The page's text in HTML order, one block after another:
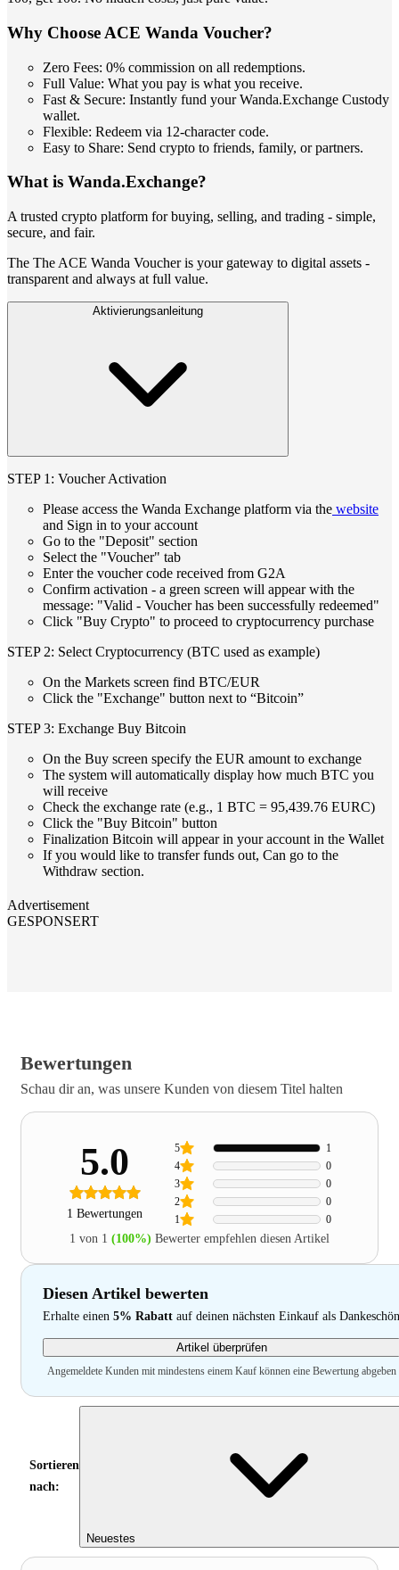
Why Choose ACE Wanda Voucher?
Zero Fees: 0% commission on all redemptions.
Full Value: What you pay is what you receive.
Fast & Secure: Instantly fund your Wanda.Exchange Custody
wallet.
Flexible: Redeem via 12-character code.
Easy to Share: Send crypto to friends, family, or partners.
What is Wanda.Exchange?
A trusted crypto platform for buying, selling, and trading - simple,
secure, and fair.
The The ACE Wanda Voucher is your gateway to digital assets -
transparent and always at full value.
Aktivierungsanleitung
STEP 1: Voucher Activation
Please access the Wanda Exchange platform via the website
and Sign in to your account
Go to the "Deposit" section
Select the "Voucher" tab
Enter the voucher code received from G2A
Confirm activation - a green screen will appear with the
message: "Valid - Voucher has been successfully redeemed"
Click "Buy Crypto" to proceed to cryptocurrency purchase
STEP 2: Select Cryptocurrency (BTC used as example)
On the Markets screen find BTC/EUR
Click the "Exchange" button next to “Bitcoin”
STEP 3: Exchange Buy Bitcoin
On the Buy screen specify the EUR amount to exchange
The system will automatically display how much BTC you
will receive
Check the exchange rate (e.g., 1 BTC = 95,439.76 EURC)
Click the "Buy Bitcoin" button
Finalization Bitcoin will appear in your account in the Wallet
If you would like to transfer funds out, Can go to the
Withdraw section.
Advertisement
GESPONSERT
Bewertungen
Schau dir an, was unsere Kunden von diesem Titel halten
5.0
1 Bewertungen 1 0
2 0
3 0
4 0
5 1
1 von 1 (100%) Bewerter empfehlen diesen Artikel
Diesen Artikel bewerten
Erhalte einen 5% Rabatt auf deinen nächsten Einkauf als Dankeschön
Artikel überprüfen
Angemeldete Kunden mit mindestens einem Kauf können eine Bewertung abgeben
Sortieren
nach:
Neuestes